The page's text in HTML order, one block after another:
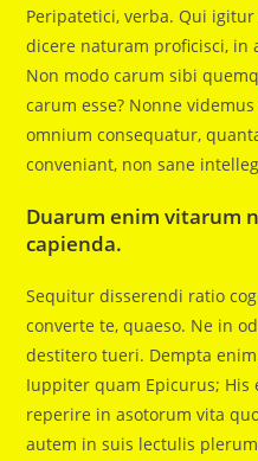
Peripatetici, verba. Qui
dicere naturam proficisci, in
Non modo carum sibi
carum esse? Nonne
omnium consequatur,
conveniant, non sane
Duarum enim vitarum
capienda.
Sequitur disserendi ratio
converte te, quaeso. Ne in
destitero tueri. Dempta
Iuppiter quam Epicurus; His
reperire in asotorum vita
autem in suis lectulis